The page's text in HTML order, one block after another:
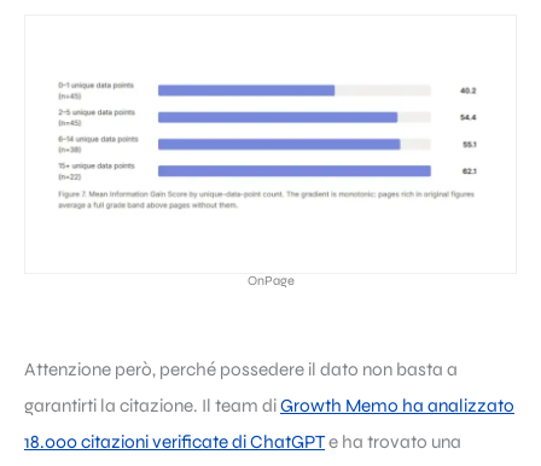
OnPage
Attenzione però, perché possedere il dato non basta a
garantirti la citazione. Il team diGrowth Memo ha analizzato
18.000 citazioni verificate di ChatGPTe ha trovato una